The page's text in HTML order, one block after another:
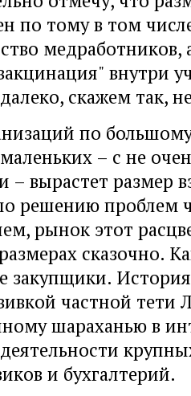
по тому в том
медработников,
внутри
скажем так,
по
– с не
– вырастет размер
решению проблем
рынок этот
сказочно.
закупщики.
частной тети
шараханью в
и бухгалтерий.